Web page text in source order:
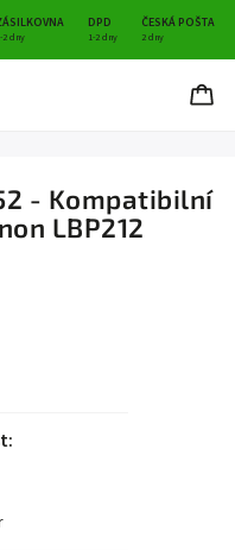
DPD ČESKÁ POŠTA
2 dny 1-2 dny 2 dny
- Kompatibilní
LBP212
: